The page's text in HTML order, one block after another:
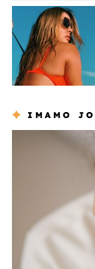
IMAMO
moda & ljepota